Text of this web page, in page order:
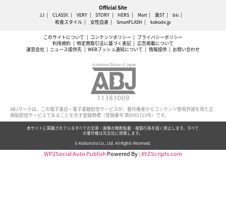
Official Site
JJ CLASSY. VERY STORY HERS Mart 美ST
bis
和食スタイル
女性自身 SmartFLASH kokode.jp
このサイトについて コンテンツポリシー
プライバシーポリシー
利用規約
特定商取引法に基づく表記
広告掲載について
運営会社
ニュース提供先 WEBプッシュ通知について 情報提供 お問い合わせ
ABJマークは、この電子書店・電子書籍配信サービスが、著作権者からコンテンツ使用許諾を得た正
規版配信サービスであることを示す登録商標（登録番号 第6091713号）です。
本サイトに掲載されているすべての文章・画像の無断転載・複製行為を固く禁止します。すべて
の著作権は光文社に帰属します。
© Kobunsha Co., Ltd. All Rights Reserved.
WP2Social Auto Publish Powered By :XYZScripts.com